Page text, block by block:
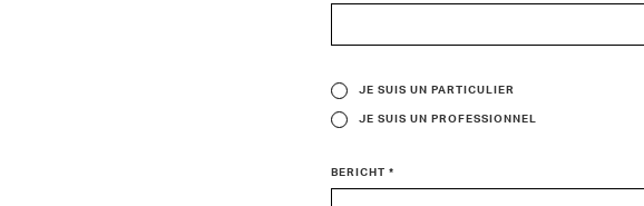
JE SUIS UN PARTICULIER
JE SUIS UN PROFESSIONNEL
BERICHT *